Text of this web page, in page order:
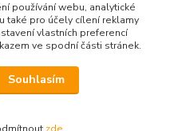
255
používání webu, analytické
také pro účely cílení reklamy
vlastních preferencí
ve spodní části stránek.
Souhlasím